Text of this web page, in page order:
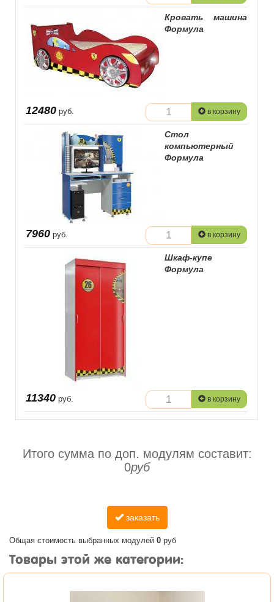
Кровать машина
Формула
12480 руб. в корзину
Стол
компьютерный
Формула
7960 руб. в корзину
Шкаф-купе
Формула
11340 руб. в корзину
Итого сумма по доп. модулям составит:
0руб
заказать
Общая стоимость выбранных модулей 0 руб
Товары этой же категории: